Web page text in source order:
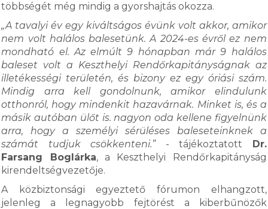
többségét még mindig a gyorshajtás okozza.
„A tavalyi év egy kiváltságos évünk volt akkor, amikor
nem volt halálos balesetünk. A 2024-es évről ez nem
mondható el. Az elmúlt 9 hónapban már 9 halálos
baleset volt a Keszthelyi Rendőrkapitányságnak az
illetékességi területén, és bizony ez egy óriási szám.
Mindig arra kell gondolnunk, amikor elindulunk
otthonról, hogy mindenkit hazavárnak. Minket is, és a
másik autóban ülőt is. nagyon oda kellene figyelnünk
arra, hogy a személyi sérüléses baleseteinknek a
számát tudjuk csökkenteni.”- tájékoztatott Dr.
Farsang Boglárka, a Keszthelyi Rendőrkapitányság
kirendeltségvezetője.
A közbiztonsági egyeztető fórumon elhangzott,
jelenleg a legnagyobb fejtörést a kiberbűnözők